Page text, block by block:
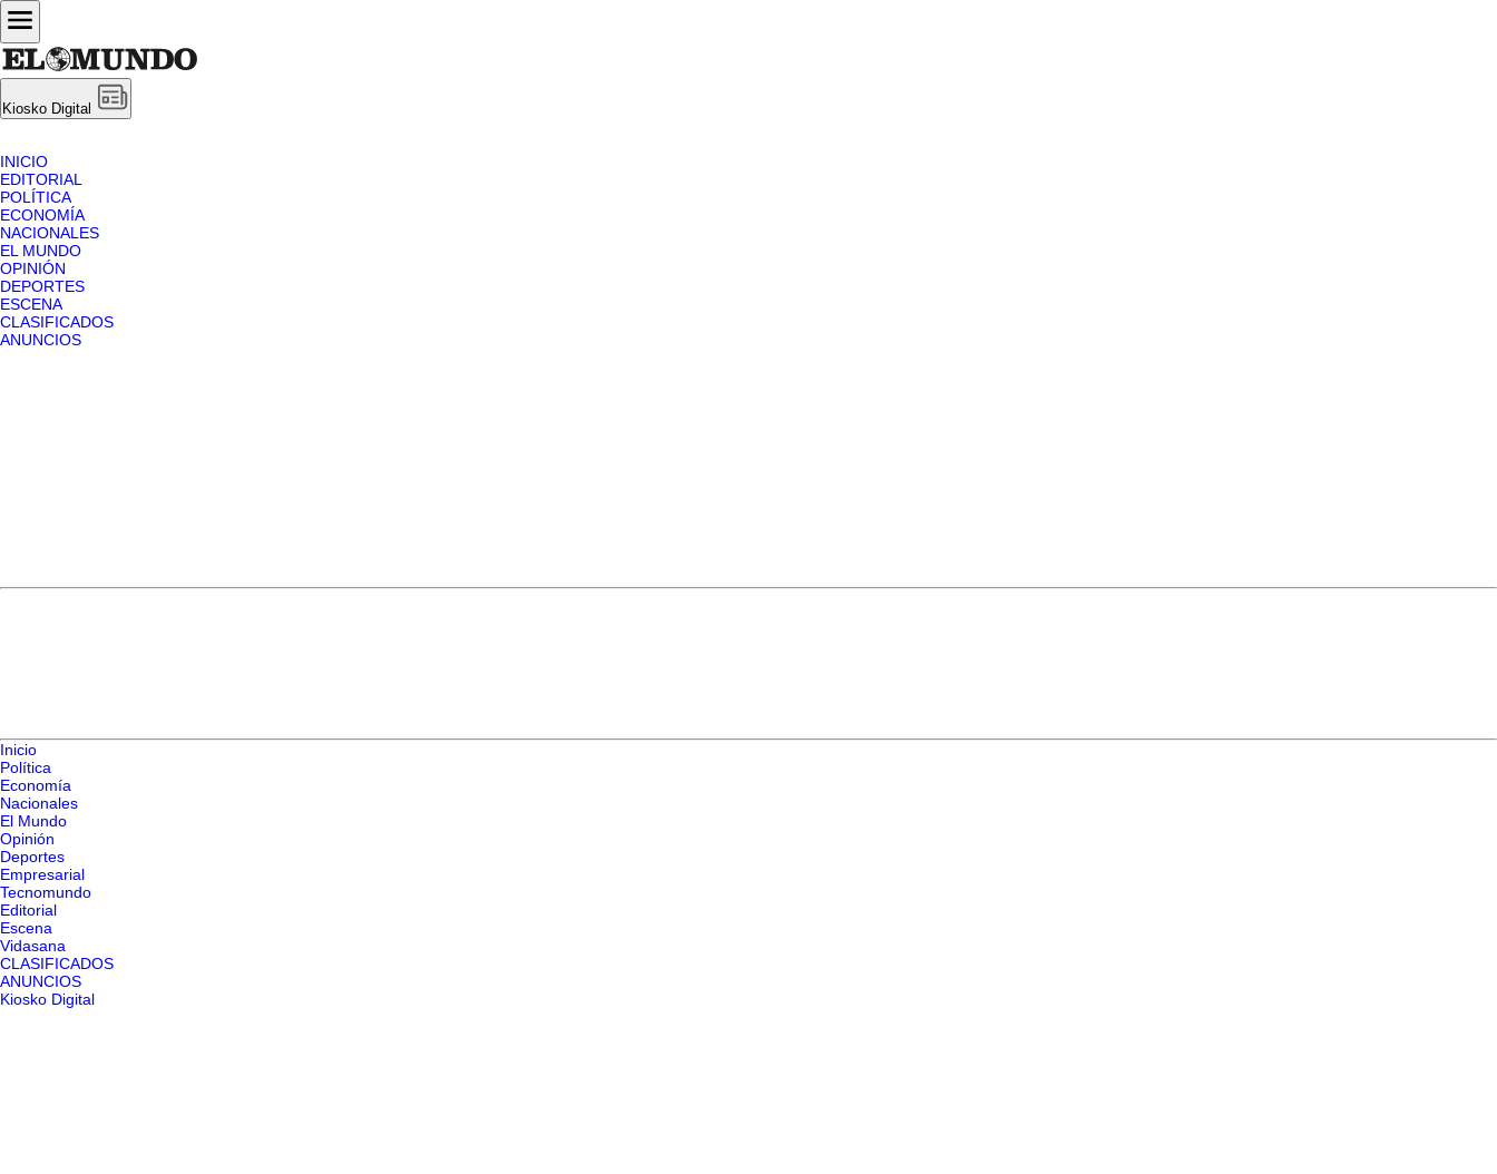
Kiosko Digital
INICIO
EDITORIAL
POLÍTICA
ECONOMÍA
NACIONALES
EL MUNDO
OPINIÓN
DEPORTES
ESCENA
CLASIFICADOS
ANUNCIOS
Inicio
Política
Economía
Nacionales
El Mundo
Opinión
Deportes
Empresarial
Tecnomundo
Editorial
Escena
Vidasana
CLASIFICADOS
ANUNCIOS
Kiosko Digital